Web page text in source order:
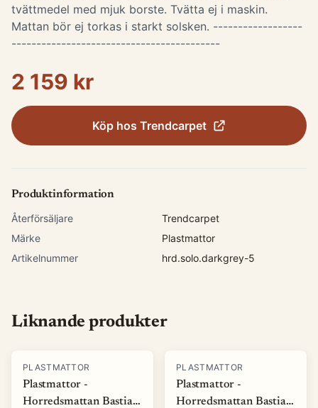
tvättmedel med mjuk borste. Tvätta ej i maskin.
Mattan bör ej torkas i starkt solsken. ------------------
------------------------------------------
2 159 kr
Köp hos Trendcarpet
Produktinformation
Återförsäljare
Trendcarpet
Märke
Plastmattor
Artikelnummer
hrd.solo.darkgrey-5
Liknande produkter
PLASTMATTOR
Plastmattor -
Horredsmattan Bastian
PLASTMATTOR
Plastmattor -
Horredsmattan Bastian